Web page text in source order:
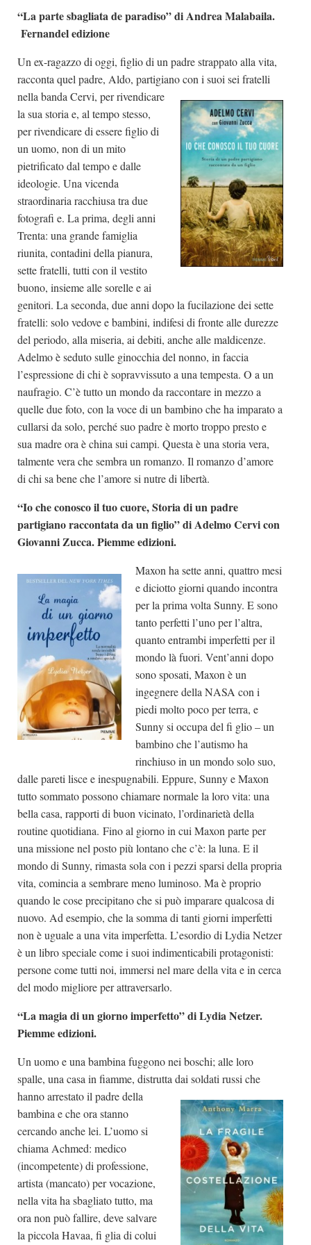
“La parte sbagliata de paradiso” di Andrea Malabaila.
Fernandel edizione
Un ex-ragazzo di oggi, figlio di un padre strappato alla vita,
racconta quel padre, Aldo, partigiano con i suoi sei fratelli
nella banda Cervi, per rivendicare
la sua storia e, al tempo stesso,
per rivendicare di essere figlio di
un uomo, non di un mito
pietrificato dal tempo e dalle
ideologie. Una vicenda
straordinaria racchiusa tra due
fotografi e. La prima, degli anni
Trenta: una grande famiglia
riunita, contadini della pianura,
sette fratelli, tutti con il vestito
buono, insieme alle sorelle e ai
genitori. La seconda, due anni dopo la fucilazione dei sette
fratelli: solo vedove e bambini, indifesi di fronte alle durezze
del periodo, alla miseria, ai debiti, anche alle maldicenze.
Adelmo è seduto sulle ginocchia del nonno, in faccia
l’espressione di chi è sopravvissuto a una tempesta. O a un
naufragio. C’è tutto un mondo da raccontare in mezzo a
quelle due foto, con la voce di un bambino che ha imparato a
cullarsi da solo, perché suo padre è morto troppo presto e
sua madre ora è china sui campi. Questa è una storia vera,
talmente vera che sembra un romanzo. Il romanzo d’amore
di chi sa bene che l’amore si nutre di libertà.
“Io che conosco il tuo cuore, Storia di un padre
partigiano raccontata da un figlio” di Adelmo Cervi con
Giovanni Zucca. Piemme edizioni.
Maxon ha sette anni, quattro mesi
e diciotto giorni quando incontra
per la prima volta Sunny. E sono
tanto perfetti l’uno per l’altra,
quanto entrambi imperfetti per il
mondo là fuori. Vent’anni dopo
sono sposati, Maxon è un
ingegnere della NASA con i
piedi molto poco per terra, e
Sunny si occupa del fi glio – un
bambino che l’autismo ha
rinchiuso in un mondo solo suo,
dalle pareti lisce e inespugnabili. Eppure, Sunny e Maxon
tutto sommato possono chiamare normale la loro vita: una
bella casa, rapporti di buon vicinato, l’ordinarietà della
routine quotidiana. Fino al giorno in cui Maxon parte per
una missione nel posto più lontano che c’è: la luna. E il
mondo di Sunny, rimasta sola con i pezzi sparsi della propria
vita, comincia a sembrare meno luminoso. Ma è proprio
quando le cose precipitano che si può imparare qualcosa di
nuovo. Ad esempio, che la somma di tanti giorni imperfetti
non è uguale a una vita imperfetta. L’esordio di Lydia Netzer
è un libro speciale come i suoi indimenticabili protagonisti:
persone come tutti noi, immersi nel mare della vita e in cerca
del modo migliore per attraversarlo.
“La magia di un giorno imperfetto” di Lydia Netzer.
Piemme edizioni.
Un uomo e una bambina fuggono nei boschi; alle loro
spalle, una casa in fiamme, distrutta dai soldati russi che
hanno arrestato il padredella
bambina e che ora stanno
cercando anche lei. L’uomo si
chiama Achmed: medico
(incompetente) di professione,
artista (mancato) per vocazione,
nella vita ha sbagliato tutto, ma
ora non può fallire, deve salvare
la piccola Havaa, fi glia di colui